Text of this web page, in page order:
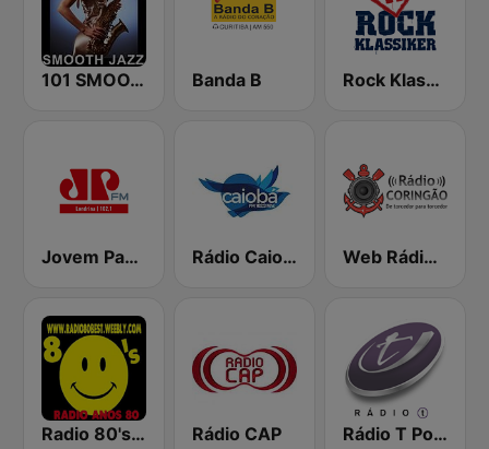
101 SMOOTH JAZZ Banda B Rock Klassiker
Jovem Pan FM Londrina Rádio Caiobá FM 102.3 Web Rádio Coringão
Radio 80's Best 1 Rádio CAP Rádio T Ponta Grossa